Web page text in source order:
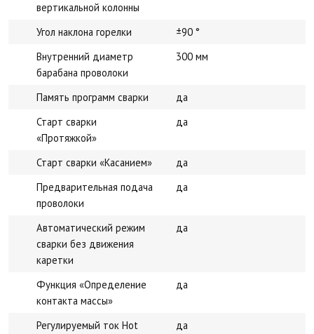
вертикальной колонны
Угол наклона горелки
±90 °
Внутренний диаметр
барабана проволоки
300 мм
Память программ сварки
да
Старт сварки
«Протяжкой»
да
Старт сварки «Касанием»
да
Предварительная подача
проволоки
да
Автоматический режим
сварки без движения
каретки
да
Функция «Определение
контакта массы»
да
Регулируемый ток Hot
да